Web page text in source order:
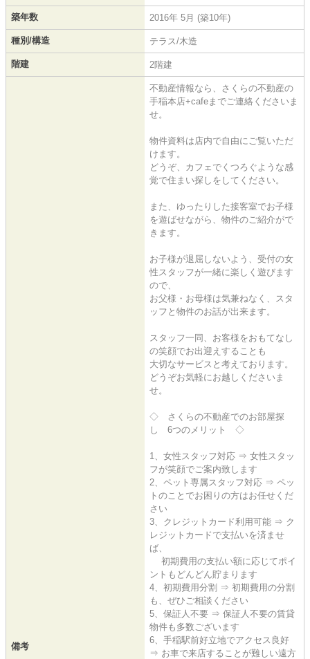
築年数 2016年 5月 (築10年)
種別/構造 テラス/木造
階建 2階建
備考
不動産情報なら、さくらの不動産の
手稲本店+cafeまでご連絡くださいま
せ。
物件資料は店内で自由にご覧いただ
けます。
どうぞ、カフェでくつろぐような感
覚で住まい探しをしてください。
また、ゆったりした接客室でお子様
を遊ばせながら、物件のご紹介がで
きます。
お子様が退屈しないよう、受付の女
性スタッフが一緒に楽しく遊びます
ので、
お父様・お母様は気兼ねなく、スタ
ッフと物件のお話が出来ます。
スタッフ一同、お客様をおもてなし
の笑顔でお出迎えすることも
大切なサービスと考えております。
どうぞお気軽にお越しくださいま
せ。
◇ さくらの不動産でのお部屋探
し 6つのメリット ◇
1、女性スタッフ対応 ⇒ 女性スタッ
フが笑顔でご案内致します
2、ペット専属スタッフ対応 ⇒ ペッ
トのことでお困りの方はお任せくだ
さい
3、クレジットカード利用可能 ⇒ ク
レジットカードで支払いを済ませ
ば、
初期費用の支払い額に応じてポイ
ントもどんどん貯まります
4、初期費用分割 ⇒ 初期費用の分割
も、ぜひご相談ください
5、保証人不要 ⇒ 保証人不要の賃貸
物件も多数ございます
6、手稲駅前好立地でアクセス良好
⇒ お車で来店することが難しい遠方